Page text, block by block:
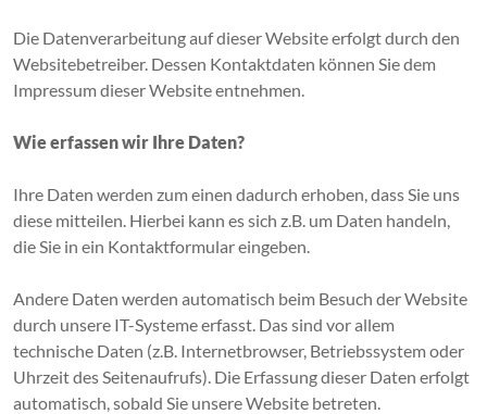
Die Datenverarbeitung auf dieser Website erfolgt durch den
Websitebetreiber. Dessen Kontaktdaten können Sie dem
Impressum dieser Website entnehmen.
Wie erfassen wir Ihre Daten?
Ihre Daten werden zum einen dadurch erhoben, dass Sie uns
diese mitteilen. Hierbei kann es sich z.B. um Daten handeln,
die Sie in ein Kontaktformular eingeben.
Andere Daten werden automatisch beim Besuch der Website
durch unsere IT-Systeme erfasst. Das sind vor allem
technische Daten (z.B. Internetbrowser, Betriebssystem oder
Uhrzeit des Seitenaufrufs). Die Erfassung dieser Daten erfolgt
automatisch, sobald Sie unsere Website betreten.